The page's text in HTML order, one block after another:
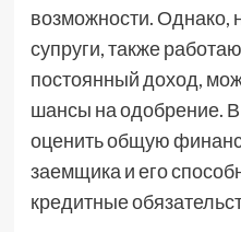
возможности. Однако,
супруги, также
постоянный доход,
шансы на одобрение.
оценить общую
заемщика и его
кредитные